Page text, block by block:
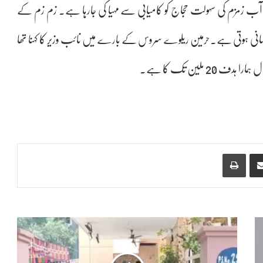
آب زمزم کی سہولت حجاج کو کامیابی سے مہیا کی جارہا ہے۔ زم زم کے
ہوتی ہے۔حرمین ریلوے سروس کے بارے میں نائب وزیر کا کہنا تھا
Share via Email
Print
ج
و
ب